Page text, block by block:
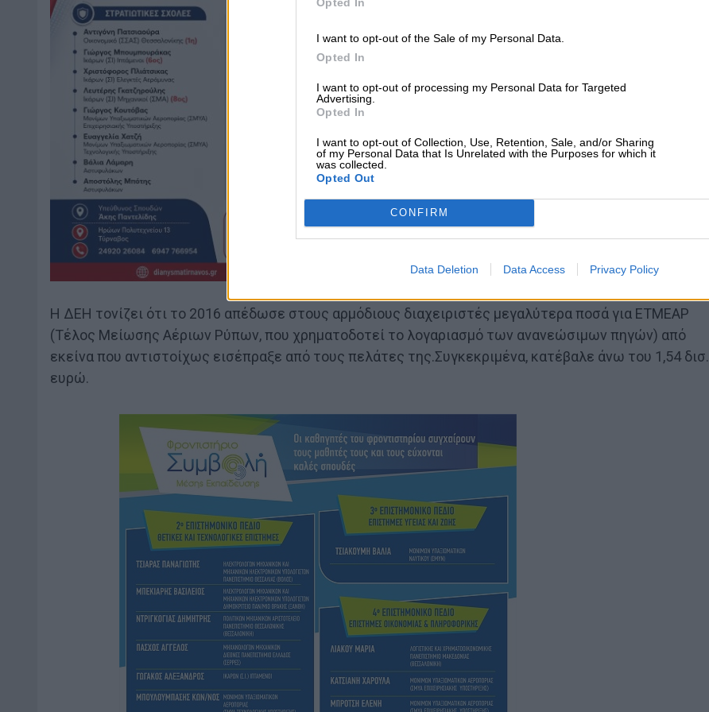
I want to opt-out of the Sale of my Personal Data.
Opted In
I want to opt-out of processing my Personal Data for Targeted
Advertising.
Opted In
I want to opt-out of Collection, Use, Retention, Sale, and/or Sharing
of my Personal Data that Is Unrelated with the Purposes for which it
was collected.
Opted Out
CONFIRM
Data Deletion Data Access Privacy Policy
Η ΔΕΗ τονίζει ότι το 2016 απέδωσε στους αρμόδιους διαχειριστές μεγαλύτερα ποσά για ΕΤΜΕΑΡ
(Τέλος Μείωσης Αέριων Ρύπων, που χρηματοδοτεί το λογαριασμό των ανανεώσιμων πηγών) από
εκείνα που αντιστοίχως εισέπραξε από τους πελάτες της.Συγκεκριμένα, κατέβαλε άνω του 1,54 δισ.
ευρώ.